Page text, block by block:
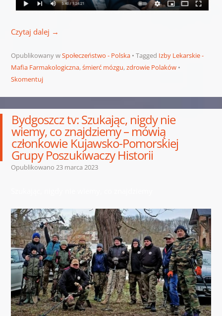
Czytaj dalej →
Opublikowany wSpołeczeństwo - Polska Tagged Izby Lekarskie -
Mafia Farmakologiczna,śmierć mózgu,zdrowie Polaków
Skomentuj
Bydgoszcz tv: Szukając, nigdy nie
wiemy, co znajdziemy – mówią
członkowie Kujawsko-Pomorskiej
Grupy Poszukiwaczy Historii
Opublikowano 23 marca 2023